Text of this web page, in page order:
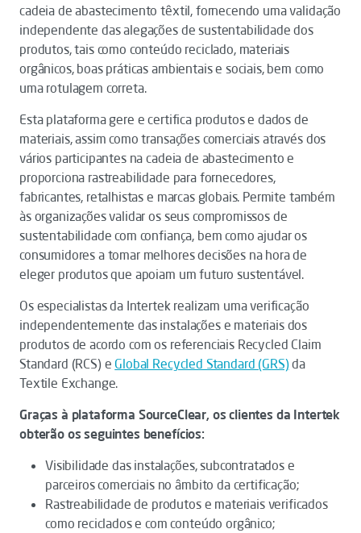
cadeia de abastecimento têxtil, fornecendo uma validação
independente das alegações de sustentabilidade dos
produtos, tais como conteúdo reciclado, materiais
orgânicos, boas práticas ambientais e sociais, bem como
uma rotulagem correta.
Esta plataforma gere e certifica produtos e dados de
materiais, assim como transações comerciais através dos
vários participantes na cadeia de abastecimento e
proporciona rastreabilidade para fornecedores,
fabricantes, retalhistas e marcas globais. Permite também
às organizações validar os seus compromissos de
sustentabilidade com confiança, bem como ajudar os
consumidores a tomar melhores decisões na hora de
eleger produtos que apoiam um futuro sustentável.
Os especialistas da Intertek realizam uma verificação
independentemente das instalações e materiais dos
produtos de acordo com os referenciais Recycled Claim
Standard (RCS) e Global Recycled Standard (GRS)da
Textile Exchange.
Graças à plataforma SourceClear, os clientes da Intertek
obterão os seguintes benefícios:
Visibilidade das instalações, subcontratados e
parceiros comerciais no âmbito da certificação;
Rastreabilidade de produtos e materiais verificados
como reciclados e com conteúdo orgânico;